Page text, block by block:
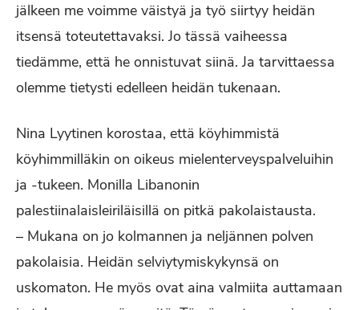
jälkeen me voimme väistyä ja työ siirtyy heidän
itsensä toteutettavaksi. Jo tässä vaiheessa
tiedämme, että he onnistuvat siinä. Ja tarvittaessa
olemme tietysti edelleen heidän tukenaan.
Nina Lyytinen korostaa, että köyhimmistä
köyhimmilläkin on oikeus mielenterveyspalveluihin
ja -tukeen. Monilla Libanonin
palestiinalaisleiriläisillä on pitkä pakolaistausta.
– Mukana on jo kolmannen ja neljännen polven
pakolaisia. Heidän selviytymiskykynsä on
uskomaton. He myös ovat aina valmiita auttamaan